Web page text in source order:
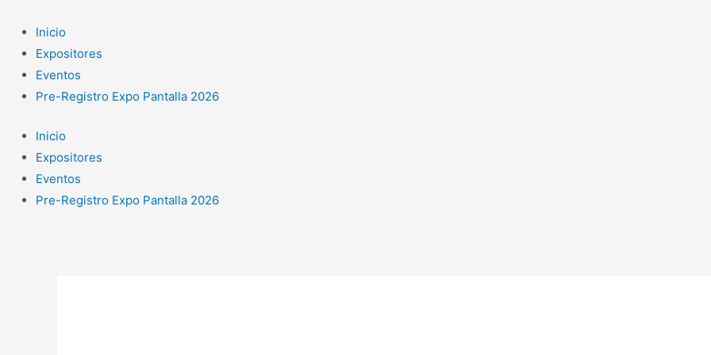
contenido
Inicio
Expositores
Eventos
Pre-Registro Expo Pantalla 2026
Inicio
Expositores
Eventos
Pre-Registro Expo Pantalla 2026